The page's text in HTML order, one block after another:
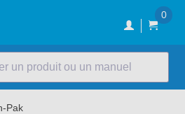
0
un produit ou un manuel
Pak